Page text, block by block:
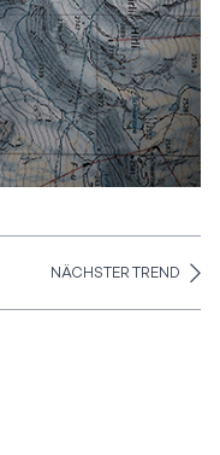
NÄCHSTER TREND